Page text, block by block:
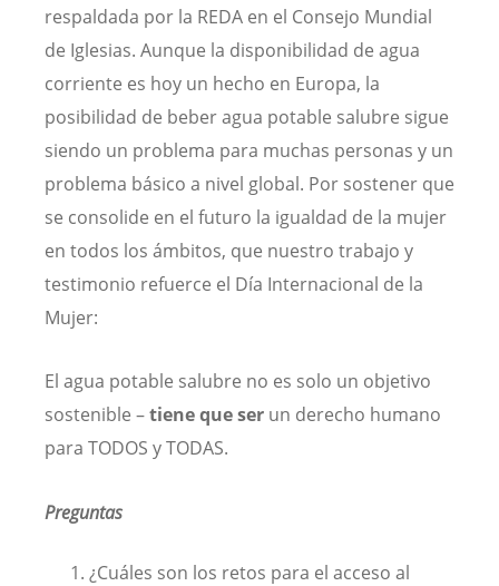
respaldada por la REDA en el Consejo Mundial
de Iglesias. Aunque la disponibilidad de agua
corriente es hoy un hecho en Europa, la
posibilidad de beber agua potable salubre sigue
siendo un problema para muchas personas y un
problema básico a nivel global. Por sostener que
se consolide en el futuro la igualdad de la mujer
en todos los ámbitos, que nuestro trabajo y
testimonio refuerce el Día Internacional de la
Mujer:
El agua potable salubre no es solo un objetivo
sostenible –tiene que ser un derecho humano
para TODOS y TODAS.
Preguntas
¿Cuáles son los retos para el acceso al